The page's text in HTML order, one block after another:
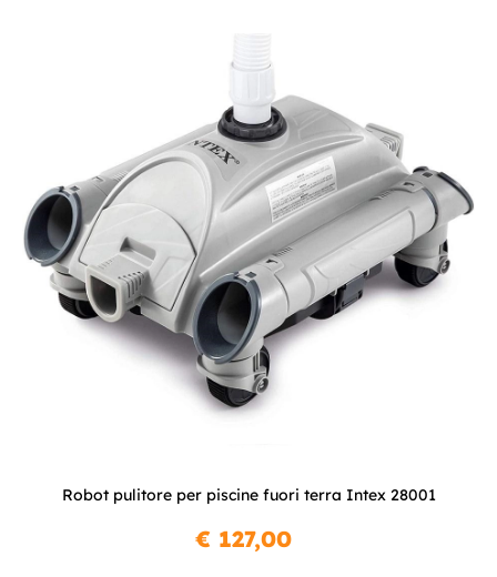
Robot pulitore per piscine fuori terra Intex 28001
€ 127,00